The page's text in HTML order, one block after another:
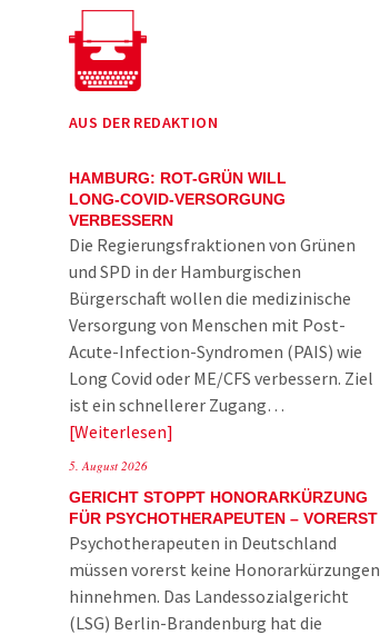
AUS DER REDAKTION
HAMBURG: ROT-GRÜN WILL
LONG-COVID-VERSORGUNG
VERBESSERN
Die Regierungsfraktionen von Grünen
und SPD in der Hamburgischen
Bürgerschaft wollen die medizinische
Versorgung von Menschen mit Post-
Acute-Infection-Syndromen (PAIS) wie
Long Covid oder ME/CFS verbessern. Ziel
ist ein schnellerer Zugang…
Weiterlesen
5. August 2026
GERICHT STOPPT HONORARKÜRZUNG
FÜR PSYCHOTHERAPEUTEN – VORERST
Psychotherapeuten in Deutschland
müssen vorerst keine Honorarkürzungen
hinnehmen. Das Landessozialgericht
(LSG) Berlin-Brandenburg hat die